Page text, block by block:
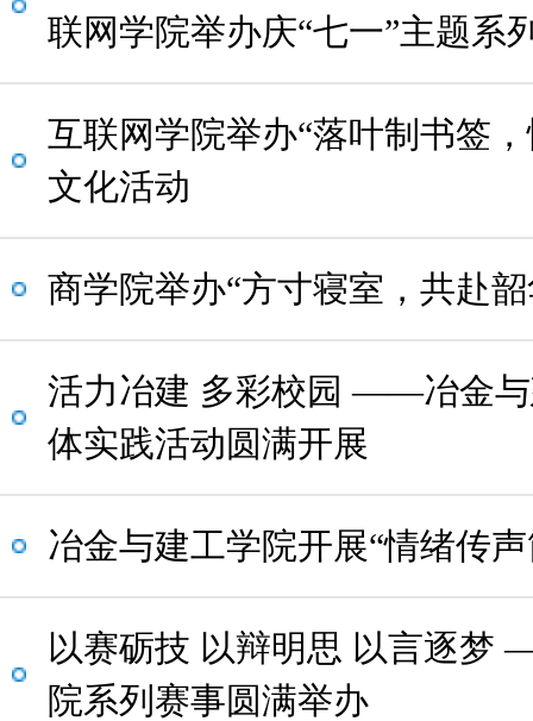
联网学院举办庆“七一”主题系
互联网学院举办“落叶制书签
文化活动
商学院举办“方寸寝室，共赴
活力冶建 多彩校园 ——冶金与
体实践活动圆满开展
冶金与建工学院开展“情绪传
以赛砺技 以辩明思 以言逐梦
院系列赛事圆满举办